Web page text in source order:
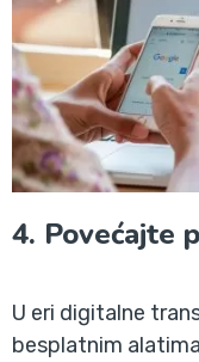
4. Povećajte
U eri digitalne
besplatnim